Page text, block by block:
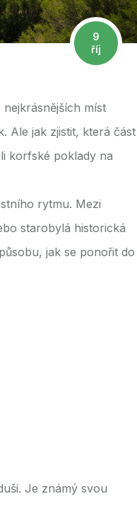
9
říj
míst
Ale jak zjistit, která část
korfské poklady na
rytmu. Mezi
starobylá historická
jak se ponořit do
Je známý svou